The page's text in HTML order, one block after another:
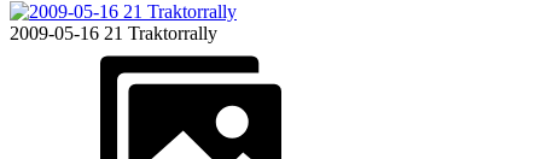
2009-05-16 21 Traktorrally